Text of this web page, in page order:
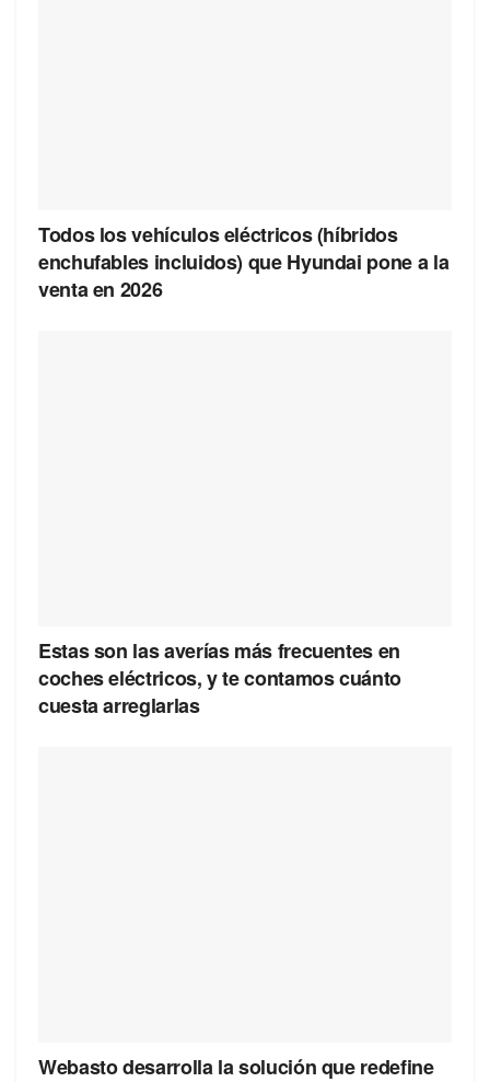
Todos los vehículos eléctricos (híbridos
enchufables incluidos) que Hyundai pone a la
venta en 2026
Estas son las averías más frecuentes en
coches eléctricos, y te contamos cuánto
cuesta arreglarlas
Webasto desarrolla la solución que redefine